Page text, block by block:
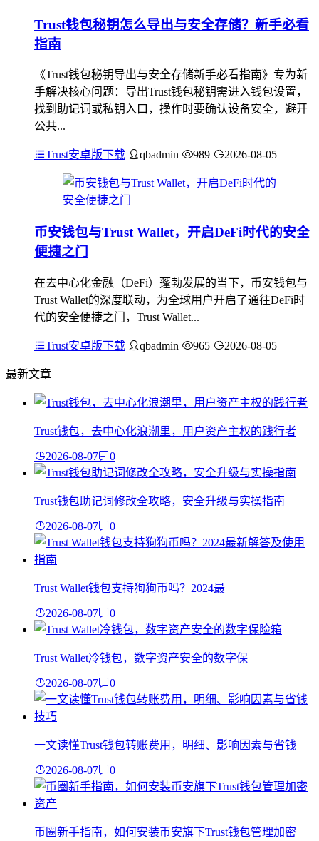
Trust钱包秘钥怎么导出与安全存储？新手必看
指南
《Trust钱包秘钥导出与安全存储新手必看指南》专为新
手解决核心问题：导出Trust钱包秘钥需进入钱包设置，
找到助记词或私钥入口，操作时要确认设备安全，避开
公共...
Trust安卓版下载 qbadmin 989 2026-08-05
币安钱包与Trust Wallet，开启DeFi时代的安全
便捷之门
在去中心化金融（DeFi）蓬勃发展的当下，币安钱包与
Trust Wallet的深度联动，为全球用户开启了通往DeFi时
代的安全便捷之门，Trust Wallet...
Trust安卓版下载 qbadmin 965 2026-08-05
最新文章
Trust钱包，去中心化浪潮里，用户资产主权的践行者
2026-08-07 0
Trust钱包助记词修改全攻略，安全升级与实操指南
2026-08-07 0
Trust Wallet钱包支持狗狗币吗？2024最
2026-08-07 0
Trust Wallet冷钱包，数字资产安全的数字保
2026-08-07 0
一文读懂Trust钱包转账费用，明细、影响因素与省钱
2026-08-07 0
币圈新手指南，如何安装币安旗下Trust钱包管理加密